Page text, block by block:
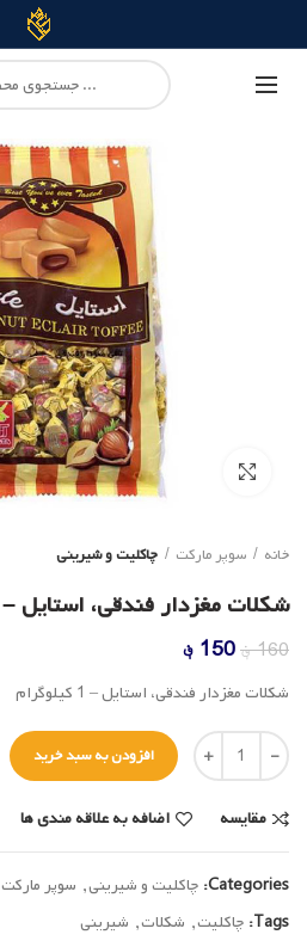
Click to enlarge
خانه سوپر مارکت چاکلیت و شیرینی
شکلات مغزدار فندقی، استایل – 1 کیلوگرام
160؋قیمت
160 ؋
بود.
150 ؋
150 ؋
است.
شکلات مغزدار فندقی، استایل – 1 کیلوگرام
تعداد
افزودن به سبد خرید
مقایسه اضافه به علاقه مندی ها
Categories: چاکلیت و شیرینی, سوپر مارکت
Tags: چاکلیت, شکلات, شیرینی